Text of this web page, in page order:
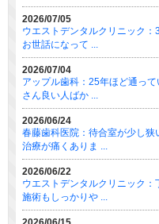
2026/07/05
ウエストデンタルクリニック
お世話になって ...
2026/07/04
アップル歯科：25年ほど通っ
さん良い人ばか ...
2026/06/24
春藤歯科医院：待合室が少し狭
治療が痛くありま ...
2026/06/22
ウエストデンタルクリニック：
施術もしっかりや ...